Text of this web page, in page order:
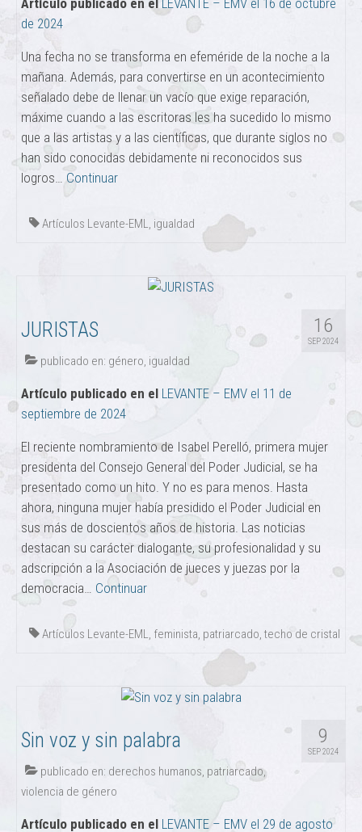
de 2024
Una fecha no se transforma en efeméride de la noche a la
mañana. Además, para convertirse en un acontecimiento
señalado debe de llenar un vacío que exige reparación,
máxime cuando a las escritoras les ha sucedido lo mismo
que a las artistas y a las científicas, que durante siglos no
han sido conocidas debidamente ni reconocidos sus
logros… Continuar
Artículos Levante-EML, igualdad
16
SEP 2024
JURISTAS
publicado en: género, igualdad
Artículo publicado en el LEVANTE – EMV el 11 de
septiembre de 2024
El reciente nombramiento de Isabel Perelló, primera mujer
presidenta del Consejo General del Poder Judicial, se ha
presentado como un hito. Y no es para menos. Hasta
ahora, ninguna mujer había presidido el Poder Judicial en
sus más de doscientos años de historia. Las noticias
destacan su carácter dialogante, su profesionalidad y su
adscripción a la Asociación de jueces y juezas por la
democracia… Continuar
Artículos Levante-EML, feminista, patriarcado, techo de cristal
9
SEP 2024
Sin voz y sin palabra
publicado en: derechos humanos, patriarcado,
violencia de género
Artículo publicado en el LEVANTE – EMV el 29 de agosto